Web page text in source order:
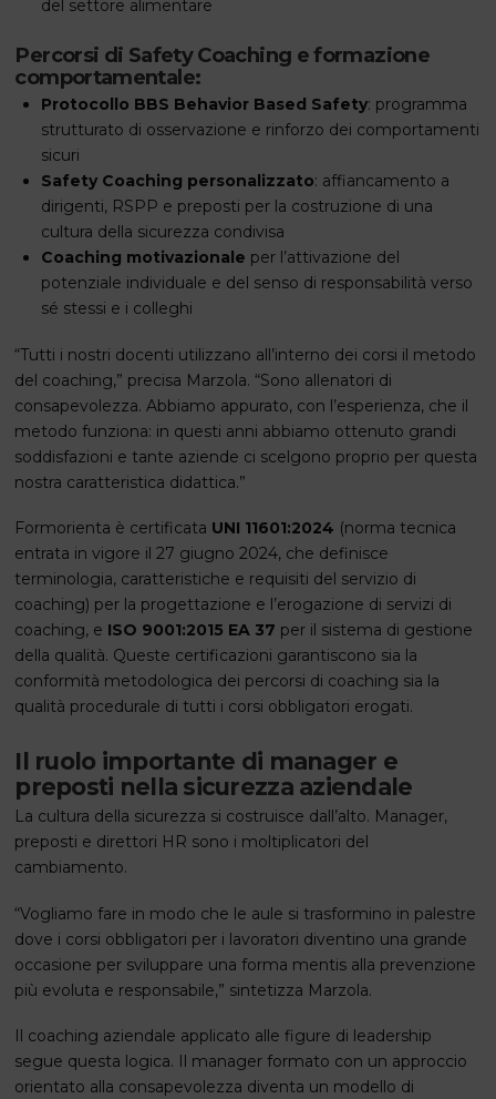
del settore alimentare
Percorsi di Safety Coaching e formazione
comportamentale:
Protocollo BBS Behavior Based Safety: programma
strutturato di osservazione e rinforzo dei comportamenti
sicuri
Safety Coaching personalizzato: affiancamento a
dirigenti, RSPP e preposti per la costruzione di una
cultura della sicurezza condivisa
Coaching motivazionale per l’attivazione del
potenziale individuale e del senso di responsabilità verso
sé stessi e i colleghi
“Tutti i nostri docenti utilizzano all’interno dei corsi il metodo
del coaching,” precisa Marzola. “Sono allenatori di
consapevolezza. Abbiamo appurato, con l’esperienza, che il
metodo funziona: in questi anni abbiamo ottenuto grandi
soddisfazioni e tante aziende ci scelgono proprio per questa
nostra caratteristica didattica.”
Formorienta è certificata UNI 11601:2024 (norma tecnica
entrata in vigore il 27 giugno 2024, che definisce
terminologia, caratteristiche e requisiti del servizio di
coaching) per la progettazione e l’erogazione di servizi di
coaching, e ISO 9001:2015 EA 37 per il sistema di gestione
della qualità. Queste certificazioni garantiscono sia la
conformità metodologica dei percorsi di coaching sia la
qualità procedurale di tutti i corsi obbligatori erogati.
Il ruolo importante di manager e
preposti nella sicurezza aziendale
La cultura della sicurezza si costruisce dall’alto. Manager,
preposti e direttori HR sono i moltiplicatori del
cambiamento.
“Vogliamo fare in modo che le aule si trasformino in palestre
dove i corsi obbligatori per i lavoratori diventino una grande
occasione per sviluppare una forma mentis alla prevenzione
più evoluta e responsabile,” sintetizza Marzola.
Il coaching aziendale applicato alle figure di leadership
segue questa logica. Il manager formato con un approccio
orientato alla consapevolezza diventa un modello di